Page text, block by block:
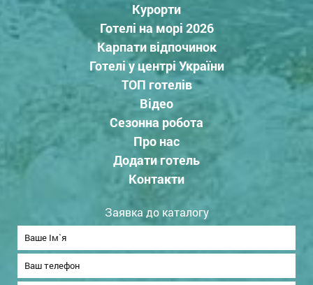
Курорти
Готелі на морі 2026
Карпати відпочинок
Готелі у центрі України
ТОП готелів
Відео
Сезонна робота
Про нас
Додати готель
Контакти
Заявка до каталогу